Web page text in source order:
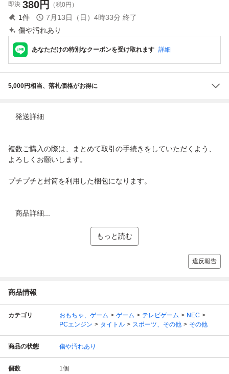
即決 380円 （税0円）
1件 7月13日（日）4時33分 終了
傷や汚れあり
あなただけの特別なクーポンを受け取れます 詳細
5,000円相当、落札価格がお得に
発送詳細
複数ご購入の際は、まとめて取引の手続きをしていただくよう、
よろしくお願いします。
プチプチと封筒を利用した梱包になります。
商品詳細...
もっと読む
違反報告
商品情報
カテゴリ おもちゃ、ゲーム ゲーム テレビゲーム
NEC
PCエンジン
タイトル スポーツ、その他 その他
商品の状態 傷や汚れあり
個数 1個